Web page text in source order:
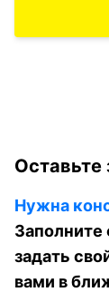
Оставьте
Нужна
задать
вами в